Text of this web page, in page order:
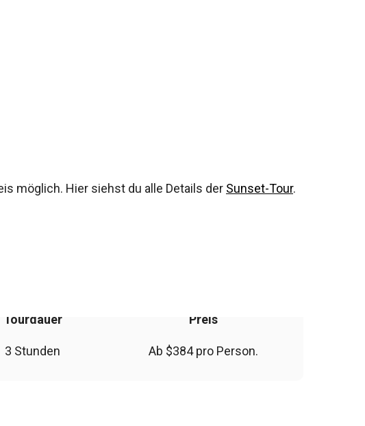
und preiswertesten Helikopterflüge, und sie kann
Park Airport.
Exkursion, die etwa 2 Stunden dauert, während der
Möchtest du diese Tour bei Sonnenuntergang
möglich. Hier siehst du alle Details der Sunset-Tour.
Tourdauer
3 Stunden
Preis
Ab $384 pro Person.